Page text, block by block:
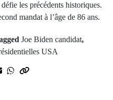
les précédents historiques.
mandat à l’âge de 86 ans.
Joe Biden candidat,
USA